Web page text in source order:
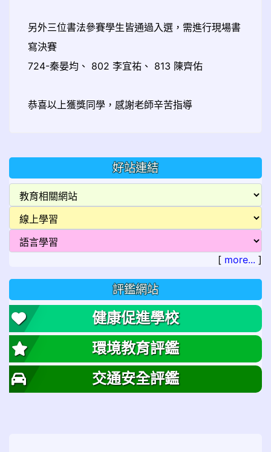
另外三位書法參賽學生皆通過入選，需進行現場書
寫決賽
724-秦晏均、 802 李宜祐、 813 陳齊佑
恭喜以上獲獎同學，感謝老師辛苦指導
好站連結
[ more... ]
評鑑網站
健康促進學校
環境教育評鑑
交通安全評鑑